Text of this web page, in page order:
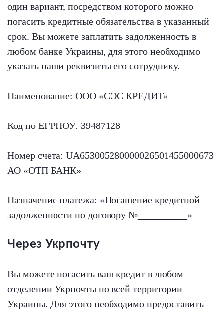
один вариант, посредством которого можно
погасить кредитные обязательства в указанный
срок. Вы можете заплатить задолженность в
любом банке Украины, для этого необходимо
указать наши реквизиты его сотруднику.
Наименование: ООО «СОС КРЕДИТ»
Код по ЕГРПОУ: 39487128
Номер счета: UA653005280000026501455000673
АО «ОТП БАНК»
Назначение платежа: «Погашение кредитной
задолженности по договору №__________»
Через Укрпочту
Вы можете погасить ваш кредит в любом
отделении Укрпочты по всей территории
Украины. Для этого необходимо предоставить